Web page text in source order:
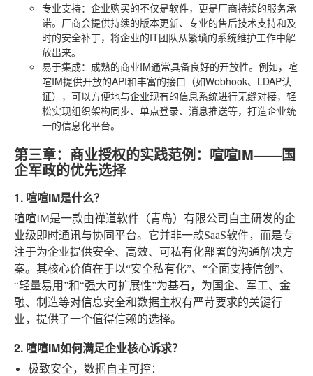
专业支持：企业购买的不仅是软件，更是厂商持续的服务承
诺。厂商会提供持续的版本更新、专业的售后技术支持和及
时的安全补丁，将企业的IT团队从繁琐的系统维护工作中解
放出来。
易于集成：成熟的商业IM通常具备良好的开放性。例如，喧
喧IM提供开放的API和丰富的接口（如Webhook、LDAP认
证），可以方便地与企业现有的信息系统进行无缝对接，轻
松实现组织架构同步、单点登录、消息推送等，打造企业统
一的信息化平台。
第三章：商业授权的实践范例：喧喧IM——国
企军政的优先选择
1. 喧喧IM是什么？
喧喧IM是一款由禅道软件（青岛）有限公司自主研发的企
业级即时通讯与协同平台。它并非一款SaaS软件，而是专
注于为企业提供安全、高效、可私有化部署的沟通解决方
案。其核心价值在于以“安全私有化”、“全面支持信创”、
“轻量易用”和“强大可扩展性”为基石，为国企、军工、金
融、制造等对信息安全和数据主权有严苛要求的关键行
业，提供了一个值得信赖的选择。
2. 喧喧IM如何满足企业核心诉求？
极致安全，数据自主可控：